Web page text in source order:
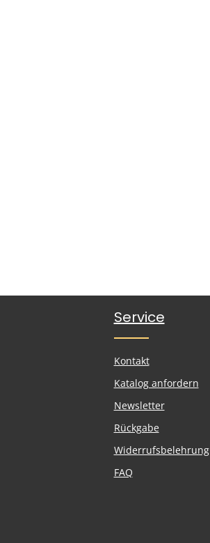
Service
Kontakt
Katalog anfordern
Newsletter
Rückgabe
Widerrufsbelehrung
FAQ